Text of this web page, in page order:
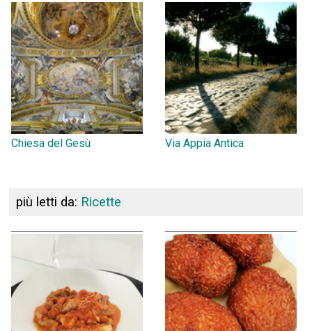
Chiesa del Gesù Via Appia Antica
più letti da: Ricette